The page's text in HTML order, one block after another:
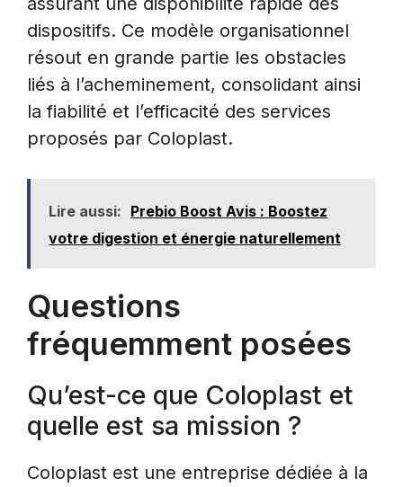
dispositifs. Ce modèle organisationnel
résout en grande partie les obstacles
liés à l’acheminement, consolidant ainsi
la fiabilité et l’efficacité des services
proposés par Coloplast.
Lire aussi: Prebio Boost Avis : Boostez
votre digestion et énergie naturellement
Questions
fréquemment posées
Qu’est-ce que Coloplast et
quelle est sa mission ?
Coloplast est une entreprise dédiée à la